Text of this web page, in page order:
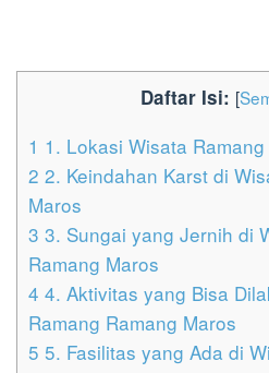
Daftar Isi: [
1 1. Lokasi Wisata
2 2. Keindahan Karst di
Maros
3 3. Sungai yang Jernih di
Ramang Maros
4 4. Aktivitas yang Bisa
Ramang Ramang Maros
5 5. Fasilitas yang Ada di